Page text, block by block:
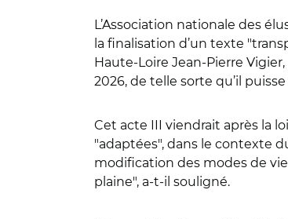
L’Association nationale des
la finalisation d’un texte
Haute-Loire Jean-Pierre
2026, de telle sorte qu’il
Cet acte III viendrait après la
"adaptées", dans le contexte
modification des modes de
plaine", a-t-il souligné.